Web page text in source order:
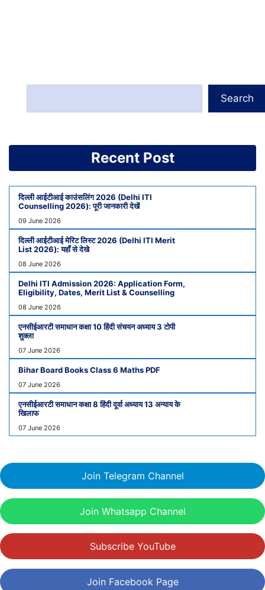
Search
Recent Post
दिल्ली आईटीआई काउंसलिंग 2026 (Delhi ITI
Counselling 2026): पूरी जानकारी देखें
09 June 2026
दिल्ली आईटीआई मेरिट लिस्ट 2026 (Delhi ITI Merit
List 2026): यहाँ से देखे
08 June 2026
Delhi ITI Admission 2026: Application Form,
Eligibility, Dates, Merit List & Counselling
08 June 2026
एनसीईआरटी समाधान कक्षा 10 हिंदी संचयन अध्याय 3 टोपी
शुक्ला
07 June 2026
Bihar Board Books Class 6 Maths PDF
07 June 2026
एनसीईआरटी समाधान कक्षा 8 हिंदी दूर्वा अध्याय 13 अन्याय के
खिलाफ
07 June 2026
Join Telegram Channel
Join Whatsapp Channel
Subscribe YouTube
Join Facebook Page